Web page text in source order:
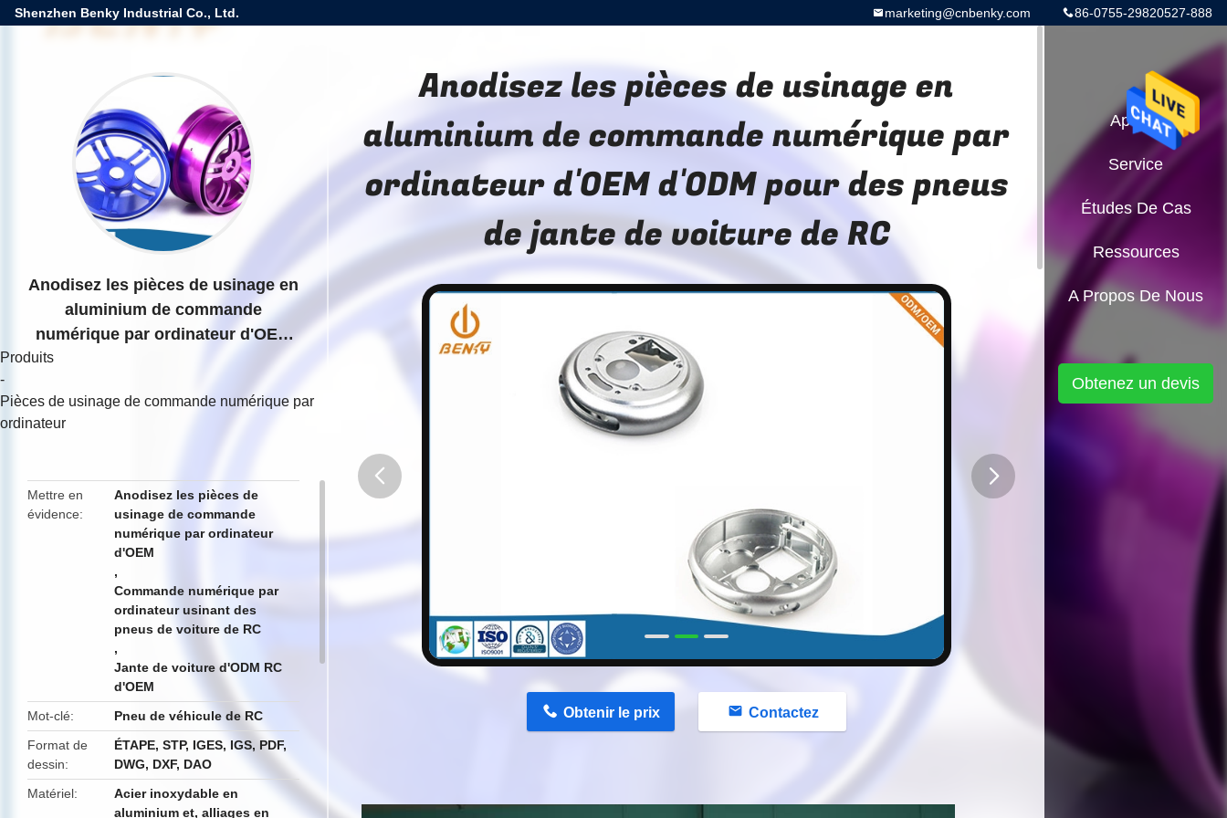
Shenzhen Benky Industrial Co., Ltd. 86-0755-29820527-888
marketing@cnbenky.com
Anodisez les pièces de usinage en
aluminium de commande
numérique par ordinateur d'OEM
d'ODM pour des pneus de jante de
Produits
-
Pièces de usinage de commande numérique par
ordinateur
Mettre en
évidence
Anodisez les pièces de
usinage de commande
numérique par ordinateur
d'OEM
,
Commande numérique par
ordinateur usinant des
pneus de voiture de RC
,
Jante de voiture d'ODM RC
d'OEM
Mot-clé
Pneu de véhicule de RC
Format de
dessin
ÉTAPE, STP, IGES, IGS, PDF,
DWG, DXF, DAO
Matériel
Acier inoxydable en
aluminium et, alliages en
Anodisez les pièces de usinage en
aluminium de commande numérique par
ordinateur d'OEM d'ODM pour des pneus
de jante de voiture de RC
button
Obtenir le prix Contactez
Aperçu
Service
Études De Cas
Ressources
A Propos De Nous
Obtenez un devis